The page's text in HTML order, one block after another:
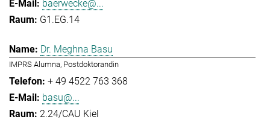
baerwecke@...
G1.EG.14
Dr. Meghna Basu
IMPRS Alumna, Postdoktorandin
+ 49 4522 763 368
basu@...
2.24/CAU Kiel